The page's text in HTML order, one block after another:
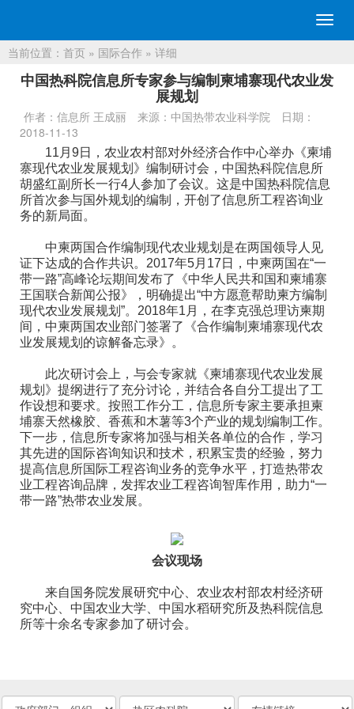
切
换
当前位置： 首页 » 国际合作 » 详细
中国热科院信息所专家参与编制柬埔寨现代农业发
展规划
作者：信息所 王成丽 来源：中国热带农业科学院
日期：
2018-11-13
11月9日，农业农村部对外经济合作中心举办《柬埔
寨现代农业发展规划》编制研讨会，中国热科院信息所
胡盛红副所长一行4人参加了会议。这是中国热科院信息
所首次参与国外规划的编制，开创了信息所工程咨询业
务的新局面。
中柬两国合作编制现代农业规划是在两国领导人见
证下达成的合作共识。2017年5月17日，中柬两国在“一
带一路”高峰论坛期间发布了《中华人民共和国和柬埔寨
王国联合新闻公报》，明确提出“中方愿意帮助柬方编制
现代农业发展规划”。2018年1月，在李克强总理访柬期
间，中柬两国农业部门签署了《合作编制柬埔寨现代农
业发展规划的谅解备忘录》。
此次研讨会上，与会专家就《柬埔寨现代农业发展
规划》提纲进行了充分讨论，并结合各自分工提出了工
作设想和要求。按照工作分工，信息所专家主要承担柬
埔寨天然橡胶、香蕉和木薯等3个产业的规划编制工作。
下一步，信息所专家将加强与相关各单位的合作，学习
其先进的国际咨询知识和技术，积累宝贵的经验，努力
提高信息所国际工程咨询业务的竞争水平，打造热带农
业工程咨询品牌，发挥农业工程咨询智库作用，助力“一
带一路”热带农业发展。
会议现场
来自国务院发展研究中心、农业农村部农村经济研
究中心、中国农业大学、中国水稻研究所及热科院信息
所等十余名专家参加了研讨会。